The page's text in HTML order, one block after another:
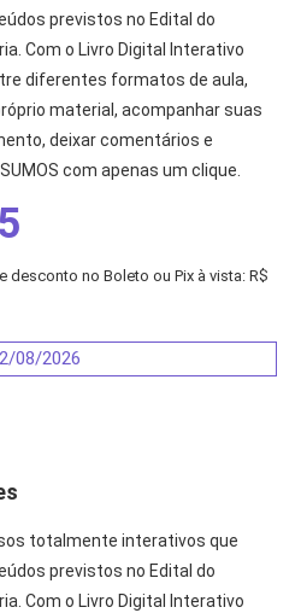
previstos no Edital do
Com o Livro Digital Interativo
diferentes formatos de aula,
material, acompanhar suas
deixar comentários e
com apenas um clique.
desconto no Boleto ou Pix à vista: R$
08/2026
totalmente interativos que
previstos no Edital do
Com o Livro Digital Interativo